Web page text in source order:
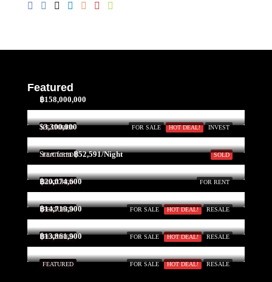
Featured
FOR SALE HOT DEAL! INVEST
FEATURED
฿158,000,000
SOLD
FEATURED
$3,300,000
FOR RENT
FEATURED
Start form฿52,591/Night
FOR SALE HOT DEAL! RESALE
FEATURED
฿20,074,600
FOR SALE HOT DEAL! RESALE
FEATURED
฿14,719,900
FOR SALE HOT DEAL! RESALE
FEATURED
฿13,861,900